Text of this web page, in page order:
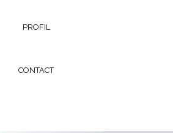
PROFIL
CONTACT